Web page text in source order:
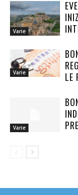
Varie
Varie
LE
Varie